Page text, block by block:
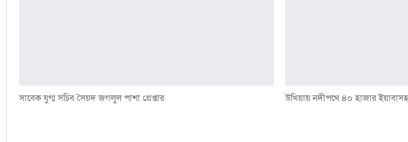
সাবেক যুগ্ম সচিব সৈয়দ জগলুল পাশা গ্রেপ্তার উখিয়ায় নদীপথে ৪০ হাজার